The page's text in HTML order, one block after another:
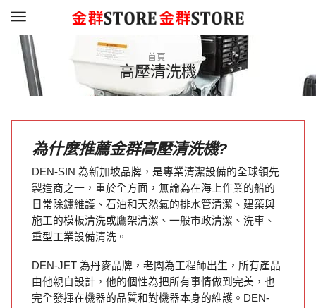
Menu
首頁
高壓清洗機
為什麼推薦金群高壓清洗機?
DEN-SIN 為新加坡品牌，是專業清潔設備的全球領先
製造商之一，重於全方面，無論為在海上作業的船的
日常除鏽維護、石油和天然氣的排水管清潔、建築與
施工的模板清洗或鷹架清潔、一般市政清潔、洗車、
重型工業設備清洗。
DEN-JET 為丹麥品牌，老闆為工程師出生，所有產品
由他親自設計，他的個性為把所有事情做到完美，也
完全發揮在機器的品質和對機器本身的維護。DEN-